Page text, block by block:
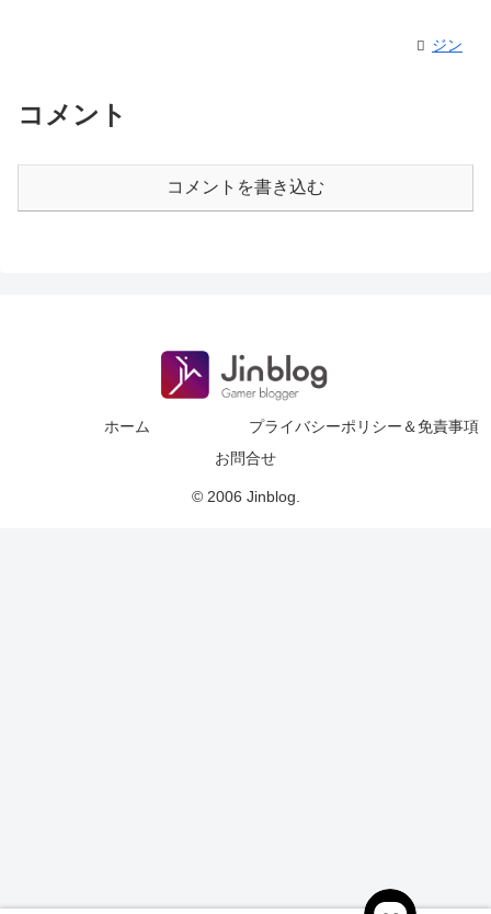
ジン
コメント
コメントを書き込む
ホーム
プライバシーポリシー＆免責事項
お問合せ
© 2006 Jinblog.